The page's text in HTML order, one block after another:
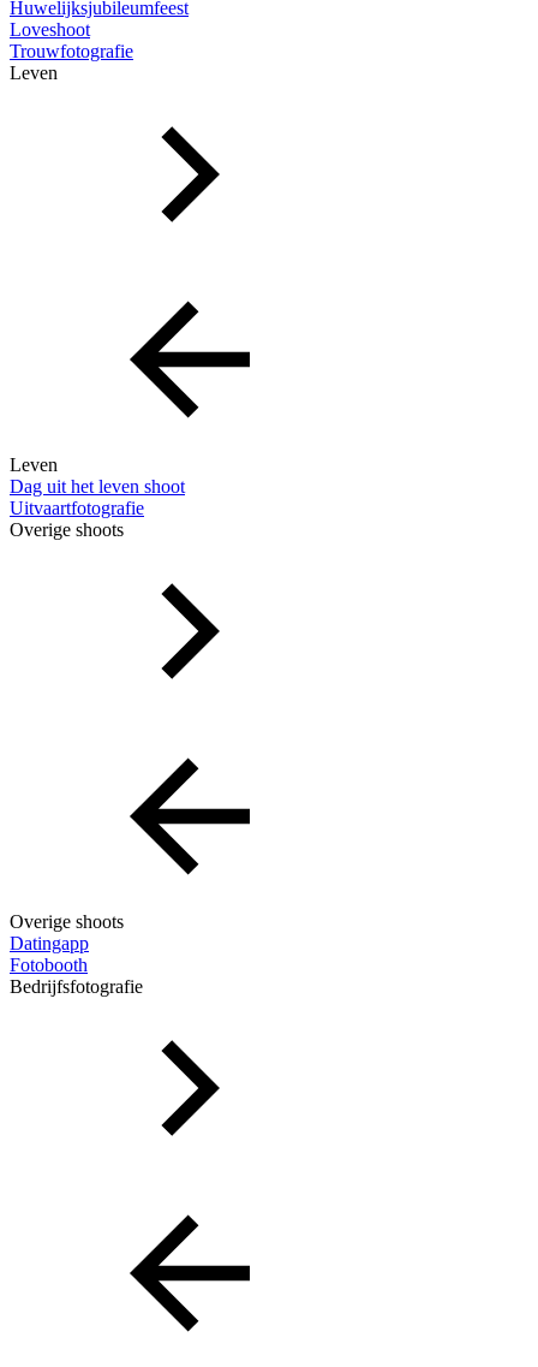
Huwelijksjubileumfeest
Loveshoot
Trouwfotografie
Leven
Leven
Dag uit het leven shoot
Uitvaartfotografie
Overige shoots
Overige shoots
Datingapp
Fotobooth
Bedrijfsfotografie